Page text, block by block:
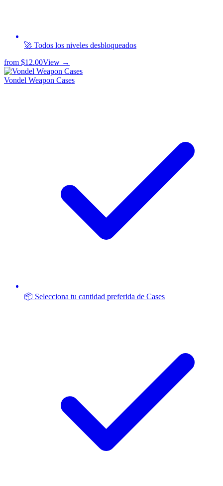
🚀 Todos los niveles desbloqueados
from $12.00View →
Vondel Weapon Cases
📦 Selecciona tu cantidad preferida de Cases